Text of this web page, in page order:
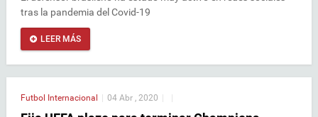
tras la pandemia del Covid-19
LEER MÁS
Futbol Internacional 04 Abr , 2020